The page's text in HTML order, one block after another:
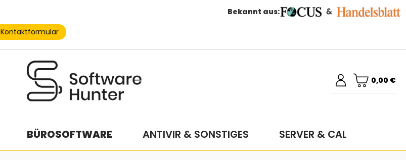
Bekannt aus:
Kontaktformular
0,00 €
BÜROSOFTWARE ANTIVIR & SONSTIGES SERVER & CAL